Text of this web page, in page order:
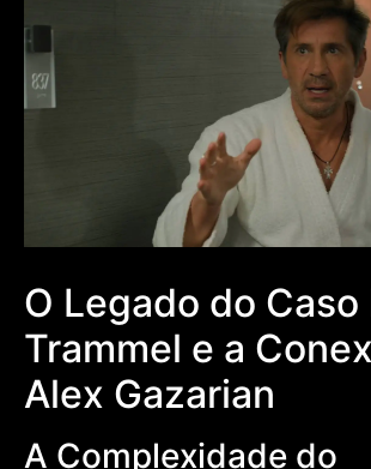
O Legado do Caso
Trammel e a
Alex Gazarian
A Complexidade do